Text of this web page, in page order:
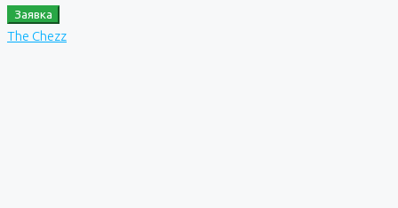
Заявка
The Chezz